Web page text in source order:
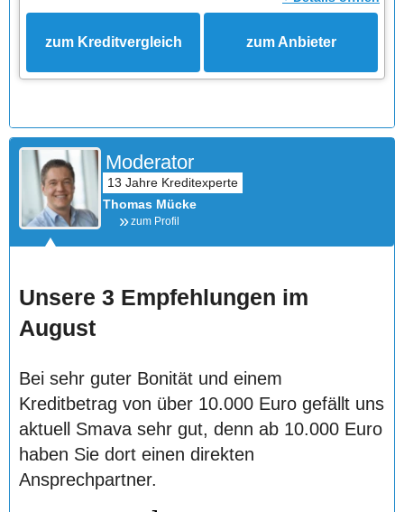
zum Kreditvergleich zum Anbieter
Moderator
Thomas Mücke
zum Profil
Unsere 3 Empfehlungen im
August
Bei sehr guter Bonität und einem
Kreditbetrag von über 10.000 Euro gefällt uns
aktuell Smava sehr gut, denn ab 10.000 Euro
haben Sie dort einen direkten
Ansprechpartner.